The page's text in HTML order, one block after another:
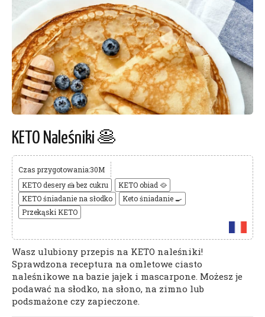
KETO Naleśniki 🥞
Czas przygotowania:30M
KETO desery 🍰 bez cukru
KETO obiad 🥘
KETO śniadanie na słodko
Keto śniadanie 🍳
Przekąski KETO
Wasz ulubiony przepis na KETO naleśniki!
Sprawdzona receptura na omletowe ciasto
naleśnikowe na bazie jajek i mascarpone. Możesz je
podawać na słodko, na słono, na zimno lub
podsmażone czy zapieczone.